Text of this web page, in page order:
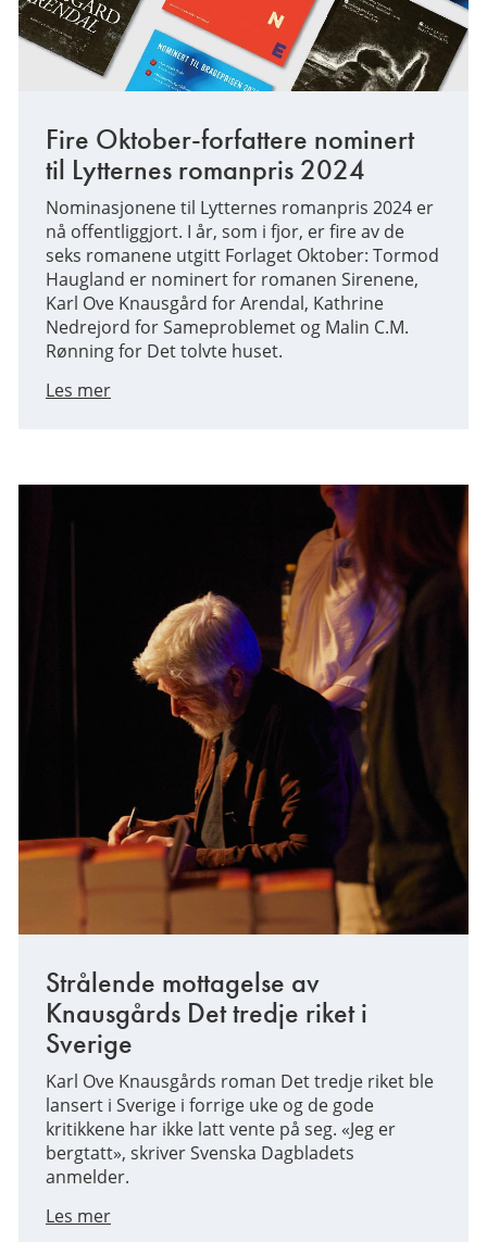
Fire Oktober-forfattere nominert
til Lytternes romanpris 2024
Nominasjonene til Lytternes romanpris 2024 er
nå offentliggjort. I år, som i fjor, er fire av de
seks romanene utgitt Forlaget Oktober: Tormod
Haugland er nominert for romanen Sirenene,
Karl Ove Knausgård for Arendal, Kathrine
Nedrejord for Sameproblemet og Malin C.M.
Rønning for Det tolvte huset.
Les mer
Strålende mottagelse av
Knausgårds Det tredje riket i
Sverige
Karl Ove Knausgårds roman Det tredje riket ble
lansert i Sverige i forrige uke og de gode
kritikkene har ikke latt vente på seg. «Jeg er
bergtatt», skriver Svenska Dagbladets
anmelder.
Les mer